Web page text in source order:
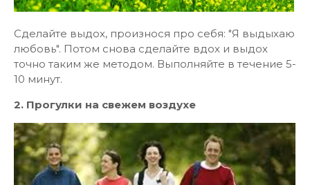
Сделайте выдох, произнося про себя: "Я выдыхаю
любовь". Потом снова сделайте вдох и выдох
точно таким же методом. Выполняйте в течение 5-
10 минут.
2. Прогулки на свежем воздухе